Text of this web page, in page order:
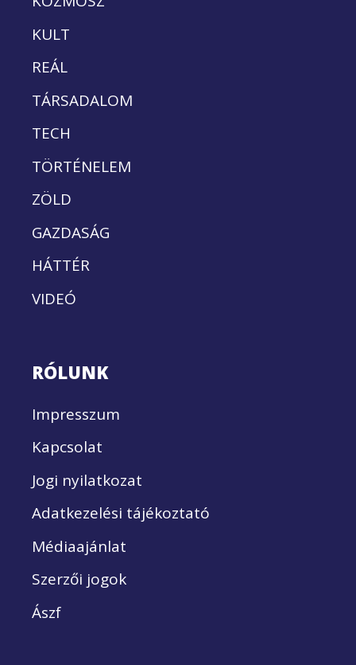
KULT
REÁL
TÁRSADALOM
TECH
TÖRTÉNELEM
ZÖLD
GAZDASÁG
HÁTTÉR
VIDEÓ
RÓLUNK
Impresszum
Kapcsolat
Jogi nyilatkozat
Adatkezelési tájékoztató
Médiaajánlat
Szerzői jogok
Ászf